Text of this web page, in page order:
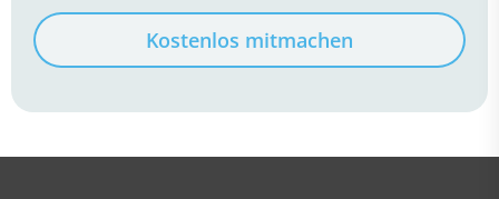
Kostenlos mitmachen